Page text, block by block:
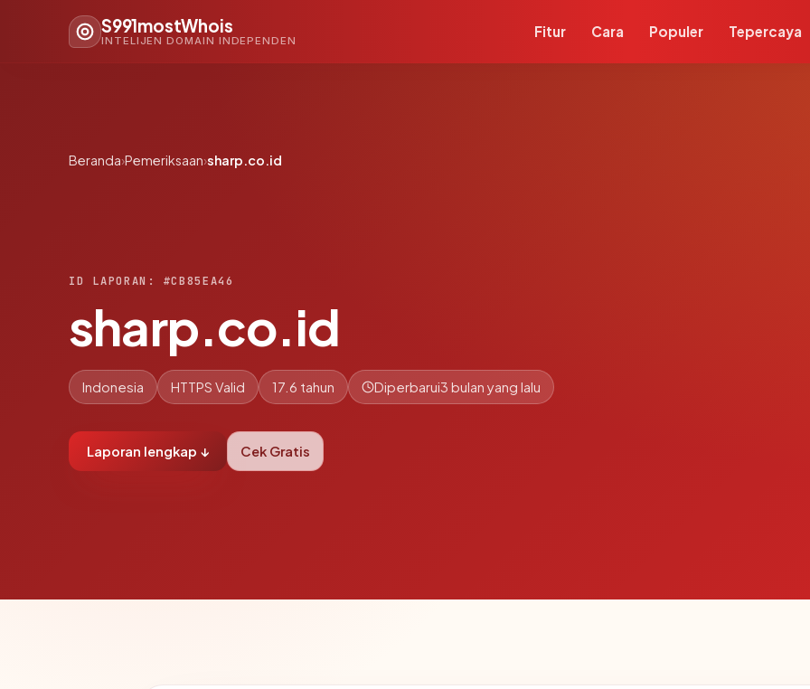
S991mostWhois
INTELIJEN DOMAIN INDEPENDEN
Fitur Cara Populer Tepercaya
Beranda›Pemeriksaan›sharp.co.id
ID LAPORAN: #CB85EA46
sharp.co.id
Indonesia HTTPS Valid 17.6 tahun Diperbarui3 bulan yang lalu
Laporan lengkap ↓ Cek Gratis